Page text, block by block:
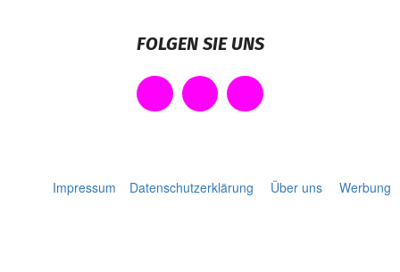
FOLGEN SIE UNS
Impressum Datenschutzerklärung Über uns Werbung